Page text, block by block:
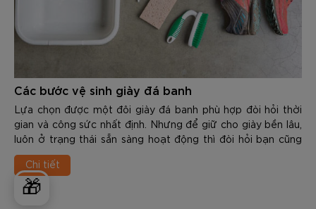
🎁
Các bước vệ sinh giày đá banh
Lựa chọn được một đôi giày đá banh phù hợp đòi hỏi thời
gian và công sức nhất định. Nhưng để giữ cho giày bền lâu,
luôn ở trạng thái sẵn sàng hoạt động thì đòi hỏi bạn cũng
phải có kiến thức nhất định...
Chi tiết